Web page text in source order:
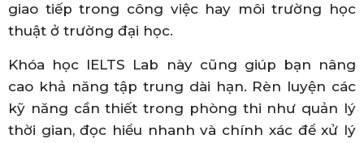
giao tiếp trong công việc hay môi trường học
thuật ở trường đại học.
Khóa học IELTS Lab này cũng giúp bạn nâng
cao khả năng tập trung dài hạn. Rèn luyện các
kỹ năng cần thiết trong phòng thi như quản lý
thời gian, đọc hiểu nhanh và chính xác để xử lý